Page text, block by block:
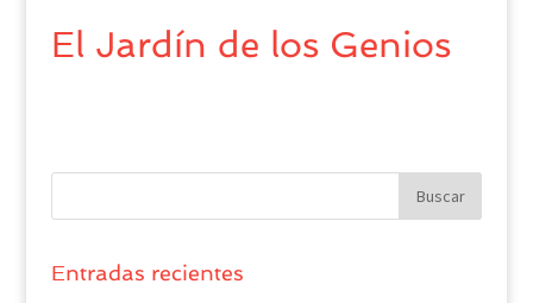
El Jardín de los Genios
Entradas recientes